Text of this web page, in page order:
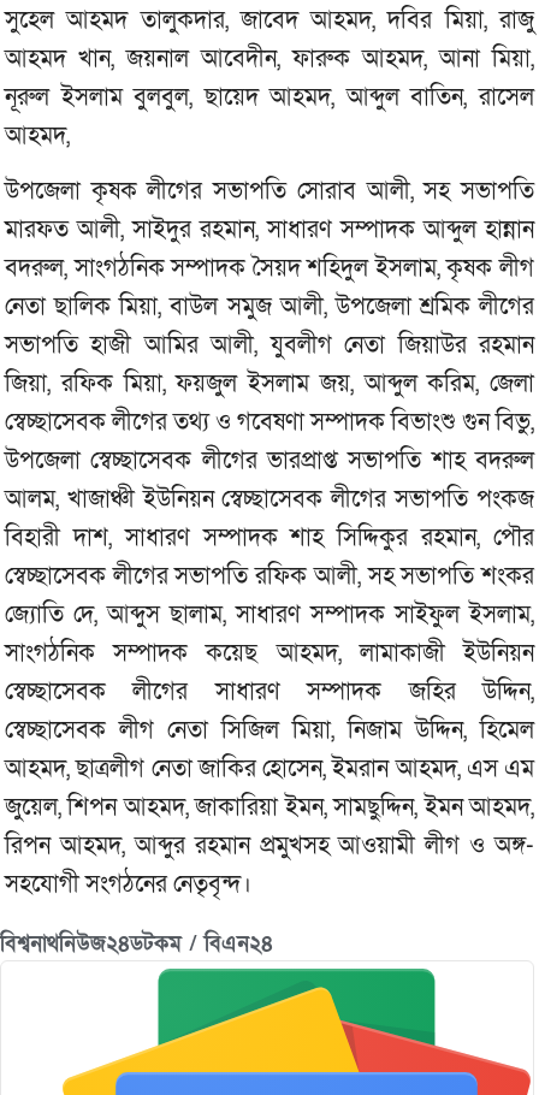
সুহেল আহমদ তালুকদার, জাবেদ আহমদ, দবির মিয়া, রাজু
আহমদ খান, জয়নাল আবেদীন, ফারুক আহমদ, আনা মিয়া,
নূরুল ইসলাম বুলবুল, ছায়েদ আহমদ, আব্দুল বাতিন, রাসেল
আহমদ,
উপজেলা কৃষক লীগের সভাপতি সোরাব আলী, সহ সভাপতি
মারফত আলী, সাইদুর রহমান, সাধারণ সম্পাদক আব্দুল হান্নান
বদরুল, সাংগঠনিক সম্পাদক সৈয়দ শহিদুল ইসলাম, কৃষক লীগ
নেতা ছালিক মিয়া, বাউল সমুজ আলী, উপজেলা শ্রমিক লীগের
সভাপতি হাজী আমির আলী, যুবলীগ নেতা জিয়াউর রহমান
জিয়া, রফিক মিয়া, ফয়জুল ইসলাম জয়, আব্দুল করিম, জেলা
স্বেচ্ছাসেবক লীগের তথ্য ও গবেষণা সম্পাদক বিভাংশু গুন বিভু,
উপজেলা স্বেচ্ছাসেবক লীগের ভারপ্রাপ্ত সভাপতি শাহ বদরুল
আলম, খাজাঞ্চী ইউনিয়ন স্বেচ্ছাসেবক লীগের সভাপতি পংকজ
বিহারী দাশ, সাধারণ সম্পাদক শাহ সিদ্দিকুর রহমান, পৌর
স্বেচ্ছাসেবক লীগের সভাপতি রফিক আলী, সহ সভাপতি শংকর
জ্যোতি দে, আব্দুস ছালাম, সাধারণ সম্পাদক সাইফুল ইসলাম,
সাংগঠনিক সম্পাদক কয়েছ আহমদ, লামাকাজী ইউনিয়ন
স্বেচ্ছাসেবক লীগের সাধারণ সম্পাদক জহির উদ্দিন,
স্বেচ্ছাসেবক লীগ নেতা সিজিল মিয়া, নিজাম উদ্দিন, হিমেল
আহমদ, ছাত্রলীগ নেতা জাকির হোসেন, ইমরান আহমদ, এস এম
জুয়েল, শিপন আহমদ, জাকারিয়া ইমন, সামছুদ্দিন, ইমন আহমদ,
রিপন আহমদ, আব্দুর রহমান প্রমুখসহ আওয়ামী লীগ ও অঙ্গ-
সহযোগী সংগঠনের নেতৃবৃন্দ।
বিশ্বনাথনিউজ২৪ডটকম / বিএন২৪